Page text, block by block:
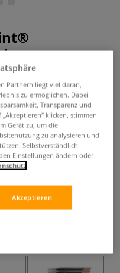
mit präziser Spitze,
Fasern.
ab10,95 €
ggf. zuzüglichVersandkosten
Produkt bestellen
Partnern liegt viel daran,
zu ermöglichen. Dabei
Transparenz und
klicken, stimmen
Gerät zu, um die
zu analysieren und
Selbstverständlich
Einstellungen ändern oder
Akzeptieren